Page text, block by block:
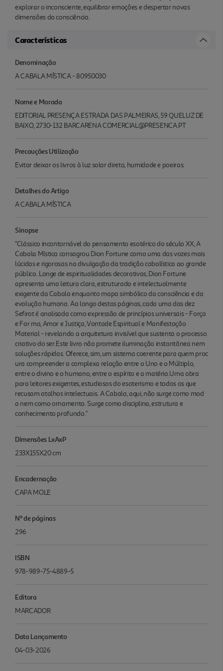
explorar o inconsciente, equilibrar emoções e despertar novas
dimensões da consciência.
Características
Denominação
A CABALA MÍSTICA - 80950030
Nome e Morada
EDITORIAL PRESENÇA ESTRADA DAS PALMEIRAS, 59 QUELUZ DE
BAIXO, 2730-132 BARCARENA COMERCIAL@PRESENCA.PT
Precauções Utilização
Evitar deixar os livros à luz solar direta, humidade e poeiras.
Detalhes do Artigo
A CABALA MÍSTICA
Sinopse
"Clássico incontornável do pensamento esotérico do século XX, A
Cabala Mística consagrou Dion Fortune como uma das vozes mais
lúcidas e rigorosas na divulgação da tradição cabalística ao grande
público. Longe de espiritualidades decorativas, Dion Fortune
apresenta uma leitura clara, estruturada e intelectualmente
exigente da Cabala enquanto mapa simbólico da consciência e da
evolução humana. Ao longo destas páginas, cada uma das dez
Sefirot é analisada como expressão de princípios universais - Força
e For ma, Amor e Justiça, Vontade Espiritual e Manifestação
Material - revelando a arquitetura invisível que sustenta o processo
criativo do ser.Este livro não promete iluminação instantânea nem
soluções rápidas. Oferece, sim, um sistema coerente para quem proc
ura compreender a complexa relação entre o Uno e o Múltiplo,
entre o divino e o humano, entre o espírito e a matéria.Uma obra
para leitores exigentes, estudiosos do esoterismo e todos os que
recusam atalhos intelectuais. A Cabala, aqui, não surge como mod
a nem como ornamento. Surge como disciplina, estrutura e
conhecimento profundo."
Dimensões LxAxP
233X155X20 cm
Encadernação
CAPA MOLE
Nº de páginas
296
ISBN
978-989-75-4889-5
Editora
MARCADOR
Data Lançamento
04-03-2026